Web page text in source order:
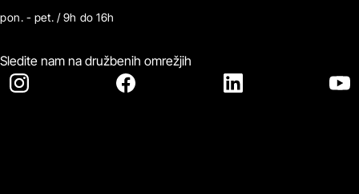
pon. - pet. / 9h do 16h
Sledite nam na družbenih omrežjih